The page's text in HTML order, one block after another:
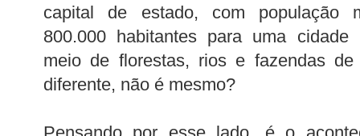
capital de estado, com população
800.000 habitantes para uma cidade
meio de florestas, rios e fazendas
diferente, não é mesmo?